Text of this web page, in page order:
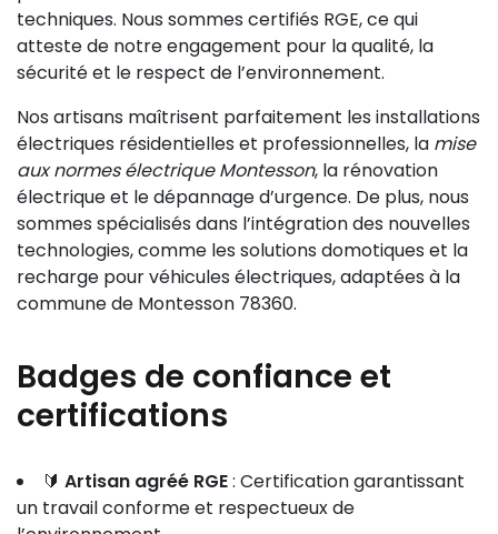
techniques. Nous sommes certifiés RGE, ce qui
atteste de notre engagement pour la qualité, la
sécurité et le respect de l’environnement.
Nos artisans maîtrisent parfaitement les installations
électriques résidentielles et professionnelles, la mise
aux normes électrique Montesson, la rénovation
électrique et le dépannage d’urgence. De plus, nous
sommes spécialisés dans l’intégration des nouvelles
technologies, comme les solutions domotiques et la
recharge pour véhicules électriques, adaptées à la
commune de Montesson 78360.
Badges de confiance et
certifications
🔰 Artisan agréé RGE: Certification garantissant
un travail conforme et respectueux de